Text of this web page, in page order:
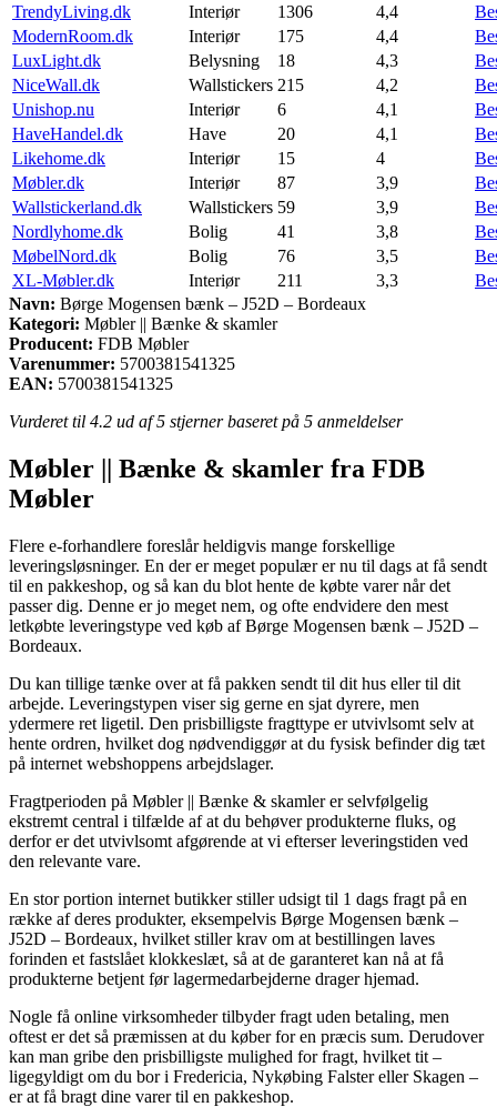
TrendyLiving.dk
Interiør 1306 4,4
ModernRoom.dk
Interiør 175 4,4
LuxLight.dk
Belysning 18 4,3
NiceWall.dk
Wallstickers 215 4,2
Unishop.nu
Interiør 6 4,1
HaveHandel.dk
Have 20 4,1
Likehome.dk
Interiør 15 4
Møbler.dk
Interiør 87 3,9
Wallstickerland.dk
Wallstickers 59 3,9
Nordlyhome.dk
Bolig 41 3,8
MøbelNord.dk
Bolig 76 3,5
XL-Møbler.dk
Interiør 211 3,3
Navn: Børge Mogensen bænk – J52D – Bordeaux
Kategori: Møbler || Bænke & skamler
Producent: FDB Møbler
Varenummer: 5700381541325
EAN: 5700381541325
Vurderet til 4.2 ud af 5 stjerner baseret på 5 anmeldelser
Møbler || Bænke & skamler fra FDB
Møbler
Flere e-forhandlere foreslår heldigvis mange forskellige
leveringsløsninger. En der er meget populær er nu til dags at få sendt
til en pakkeshop, og så kan du blot hente de købte varer når det
passer dig. Denne er jo meget nem, og ofte endvidere den mest
letkøbte leveringstype ved køb af Børge Mogensen bænk – J52D –
Bordeaux.
Du kan tillige tænke over at få pakken sendt til dit hus eller til dit
arbejde. Leveringstypen viser sig gerne en sjat dyrere, men
ydermere ret ligetil. Den prisbilligste fragttype er utvivlsomt selv at
hente ordren, hvilket dog nødvendiggør at du fysisk befinder dig tæt
på internet webshoppens arbejdslager.
Fragtperioden på Møbler || Bænke & skamler er selvfølgelig
ekstremt central i tilfælde af at du behøver produkterne fluks, og
derfor er det utvivlsomt afgørende at vi efterser leveringstiden ved
den relevante vare.
En stor portion internet butikker stiller udsigt til 1 dags fragt på en
række af deres produkter, eksempelvis Børge Mogensen bænk –
J52D – Bordeaux, hvilket stiller krav om at bestillingen laves
forinden et fastslået klokkeslæt, så at de garanteret kan nå at få
produkterne betjent før lagermedarbejderne drager hjemad.
Nogle få online virksomheder tilbyder fragt uden betaling, men
oftest er det så præmissen at du køber for en præcis sum. Derudover
kan man gribe den prisbilligste mulighed for fragt, hvilket tit –
ligegyldigt om du bor i Fredericia, Nykøbing Falster eller Skagen –
er at få bragt dine varer til en pakkeshop.